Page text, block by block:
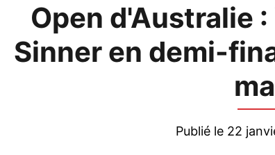
Open d'Australie
Sinner en demi-
Publié le 22